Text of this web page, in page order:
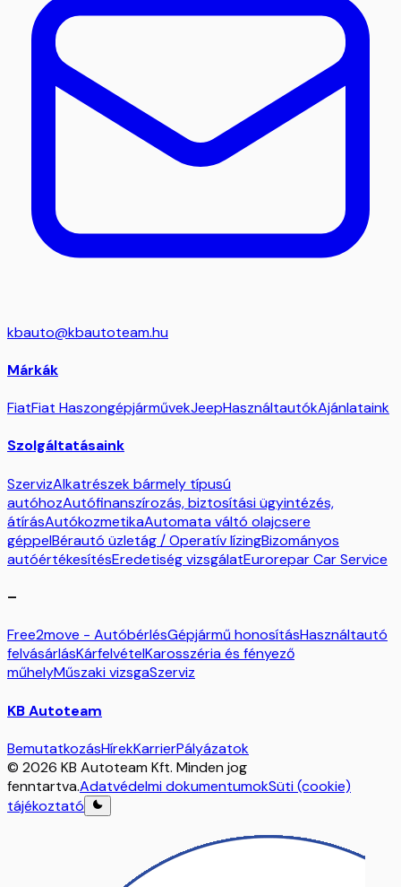
kbauto@kbautoteam.hu
Márkák
FiatFiat HaszongépjárművekJeepHasználtautókAjánlataink
Szolgáltatásaink
SzervizAlkatrészek bármely típusú
autóhozAutófinanszírozás, biztosítási ügyintézés,
átírásAutókozmetikaAutomata váltó olajcsere
géppelBérautó üzletág / Operatív lízingBizományos
autóértékesítésEredetiség vizsgálatEurorepar Car Service
–
Free2move - AutóbérlésGépjármű honosításHasználtautó
felvásárlásKárfelvételKarosszéria és fényező
műhelyMűszaki vizsgaSzerviz
KB Autoteam
BemutatkozásHírekKarrierPályázatok
© 2026 KB Autoteam Kft. Minden jog
fenntartva.Adatvédelmi dokumentumokSüti (cookie)
tájékoztató